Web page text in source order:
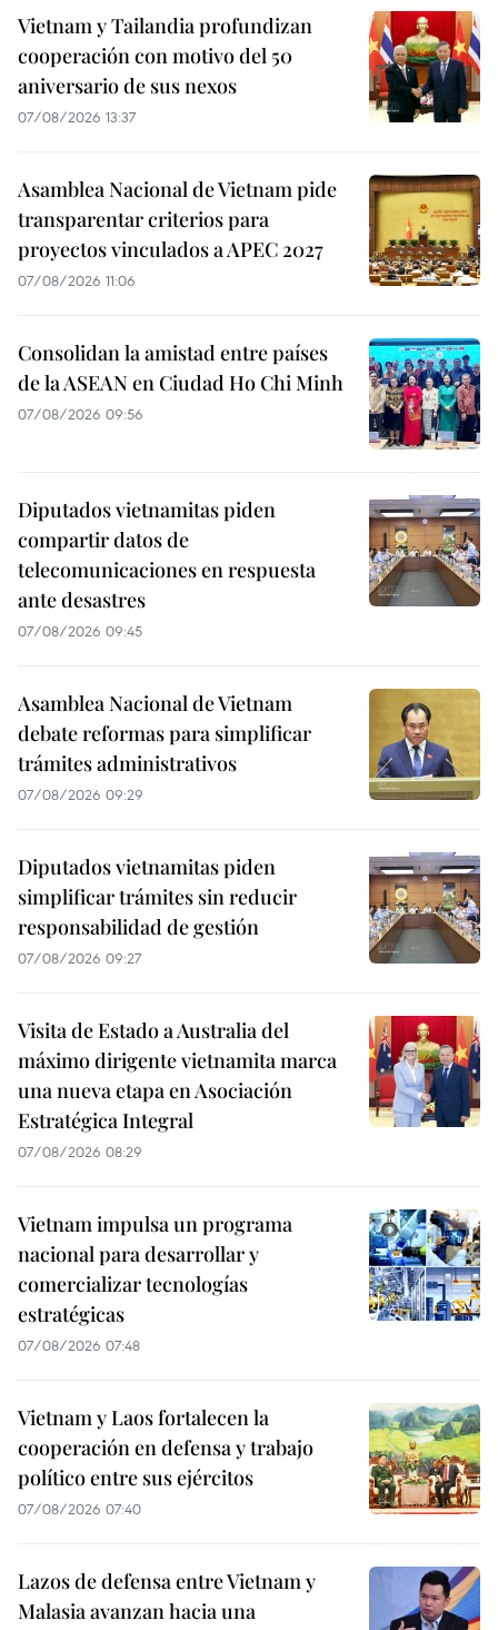
Vietnam y Tailandia profundizan
cooperación con motivo del 50
aniversario de sus nexos
07/08/2026 13:37
Asamblea Nacional de Vietnam pide
transparentar criterios para
proyectos vinculados a APEC 2027
07/08/2026 11:06
Consolidan la amistad entre países
de la ASEAN en Ciudad Ho Chi Minh
07/08/2026 09:56
Diputados vietnamitas piden
compartir datos de
telecomunicaciones en respuesta
ante desastres
07/08/2026 09:45
Asamblea Nacional de Vietnam
debate reformas para simplificar
trámites administrativos
07/08/2026 09:29
Diputados vietnamitas piden
simplificar trámites sin reducir
responsabilidad de gestión
07/08/2026 09:27
Visita de Estado a Australia del
máximo dirigente vietnamita marca
una nueva etapa en Asociación
Estratégica Integral
07/08/2026 08:29
Vietnam impulsa un programa
nacional para desarrollar y
comercializar tecnologías
estratégicas
07/08/2026 07:48
Vietnam y Laos fortalecen la
cooperación en defensa y trabajo
político entre sus ejércitos
07/08/2026 07:40
Lazos de defensa entre Vietnam y
Malasia avanzan hacia una